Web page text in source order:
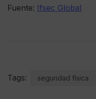
Fuente: Ifsec Global
Tags: seguridad física